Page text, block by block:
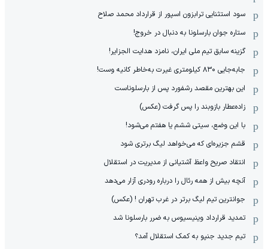
سود استثنایی ترابزون اسپور از قرارداد محمد صلاح
ستاره جوان بارسلونا به دنبال در خروج!
گزینه سابق تیم ملی ایران، نامزد هدایت الجزایر!
جابه‌جایی ۸۳۰ کیلومتری غیرت به‌خاطر کانیه وست!
این بهترین مقصد رشفورد پس از بارسلوناست
زاده‌عطار بازوبند را پس گرفت (عکس)
با این وضع، سیتی ششم یا هفتم می‌شود!
قشم جزیره‌ای که می‌خواهد لیگ برتری شود
انتقاد صریح واعظ آشتیانی از مدیریت در استقلال
آنچه بیش از همه رئال را درباره رودری آزار می‌دهد
جوانترین تیم لیگ برتر در غرب تهران ! (عکس)
تمدید قرارداد وینیسیوس به ضرر بارسلونا شد
تیم جدید جنپو به کمک استقلال آمد؟